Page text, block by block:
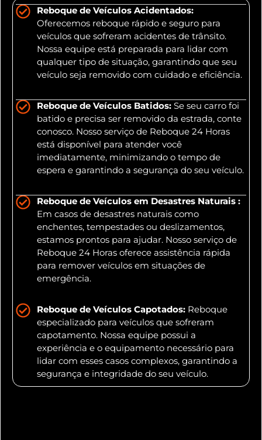
Reboque de Veículos Acidentados:
Oferecemos reboque rápido e seguro para
veículos que sofreram acidentes de trânsito.
Nossa equipe está preparada para lidar com
qualquer tipo de situação, garantindo que seu
veículo seja removido com cuidado e eficiência.
Reboque de Veículos Batidos: Se seu carro foi
batido e precisa ser removido da estrada, conte
conosco. Nosso serviço de Reboque 24 Horas
está disponível para atender você
imediatamente, minimizando o tempo de
espera e garantindo a segurança do seu veículo.
Reboque de Veículos em Desastres Naturais :
Em casos de desastres naturais como
enchentes, tempestades ou deslizamentos,
estamos prontos para ajudar. Nosso serviço de
Reboque 24 Horas oferece assistência rápida
para remover veículos em situações de
emergência.
Reboque de Veículos Capotados: Reboque
especializado para veículos que sofreram
capotamento. Nossa equipe possui a
experiência e o equipamento necessário para
lidar com esses casos complexos, garantindo a
segurança e integridade do seu veículo.